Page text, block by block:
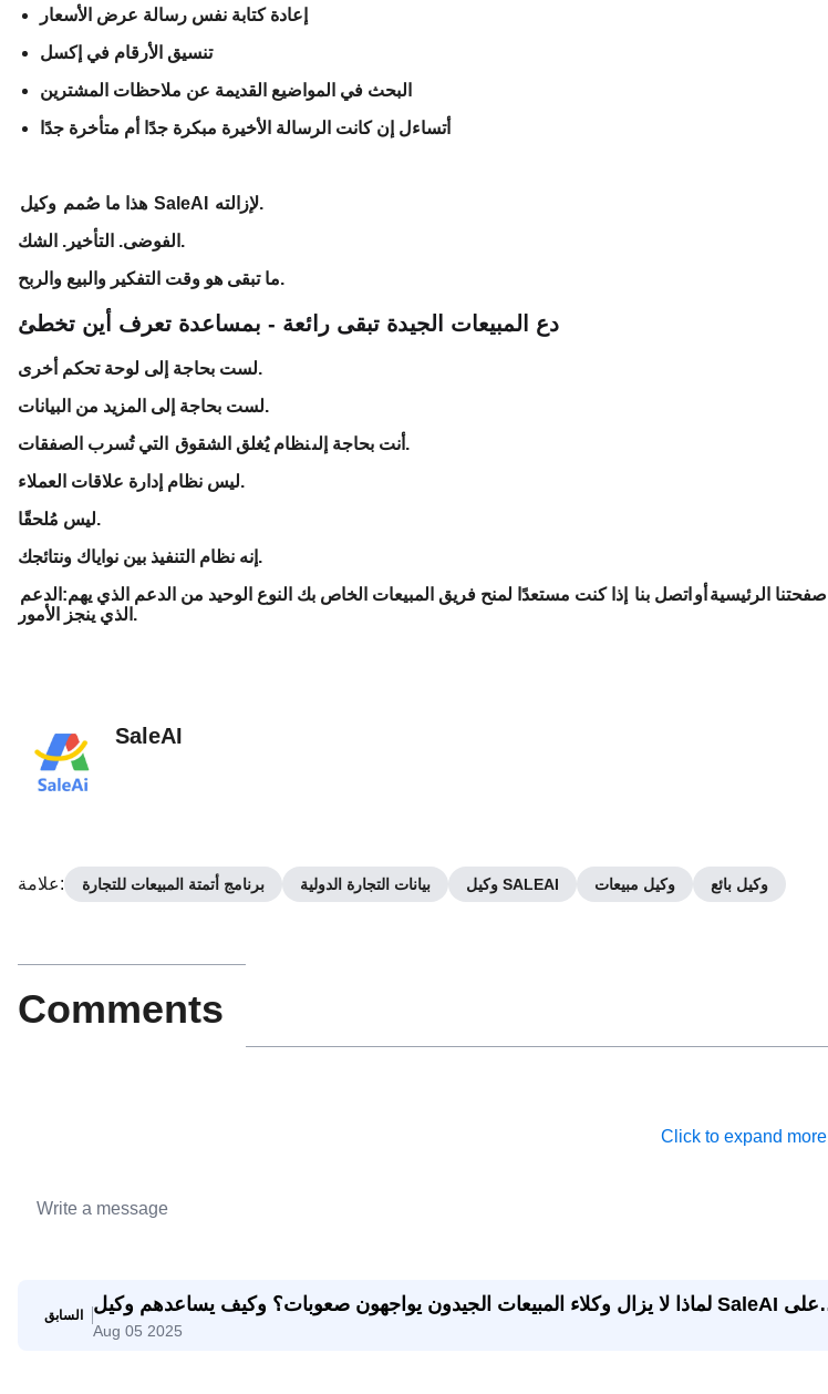
إعادة كتابة نفس رسالة عرض الأسعار
تنسيق الأرقام في إكسل
البحث في المواضيع القديمة عن ملاحظات المشترين
أتساءل إن كانت الرسالة الأخيرة مبكرة جدًا أم متأخرة جدًا
هذا ما صُمم وكيل SaleAI
لإزالته.
الفوضى. التأخير. الشك.
ما تبقى هو وقت التفكير والبيع والربح.
دع المبيعات الجيدة تبقى رائعة - بمساعدة تعرف أين تخطئ
لست بحاجة إلى لوحة تحكم أخرى.
لست بحاجة إلى المزيد من البيانات.
أنت بحاجة إلىنظام يُغلق الشقوق
التي تُسرب الصفقات.
ليس نظام إدارة علاقات العملاء.
ليس مُلحقًا.
إنه نظام التنفيذ بين نواياك ونتائجك.
صفحتنا الرئيسية أو اتصل بنا إذا كنت مستعدًا لمنح فريق المبيعات الخاص بك النوع الوحيد من الدعم الذي يهم: الدعم
الذي ينجز الأمور.
SaleAI
علامة: برنامج أتمتة المبيعات للتجارة بيانات التجارة الدولية وكيل SALEAI وكيل مبيعات وكيل بائع
Comments
Click to expand more
السابق
لماذا لا يزال وكلاء المبيعات الجيدون يواجهون صعوبات؟ وكيف يساعدهم وكيل SaleAI على
تحقيق النجاح؟
Aug 05 2025